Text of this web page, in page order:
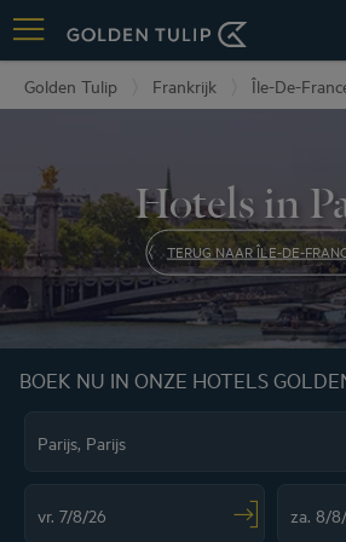
Golden Tulip Frankrijk Île-De-
Hotels in
TERUG NAAR ÎLE-DE-
BOEK NU IN ONZE HOTELS